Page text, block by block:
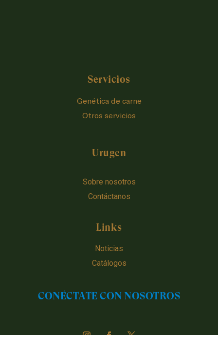
Servicios
Genética de carne
Otros servicios
Urugen
Sobre nosotros
Contáctanos
Links
Noticias
Catálogos
CONÉCTATE CON NOSOTROS